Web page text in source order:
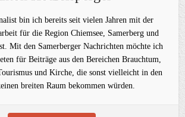
bin ich bereits seit vielen Jahren mit der
für die Region Chiemsee, Samerberg und
Mit den Samerberger Nachrichten möchte ich
für Beiträge aus den Bereichen Brauchtum,
und Kirche, die sonst vielleicht in den
breiten Raum bekommen würden.